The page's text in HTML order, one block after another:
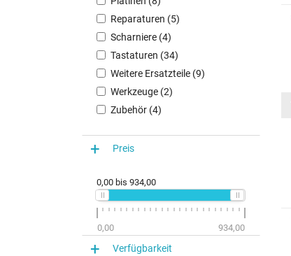
Reparaturen (5)
Scharniere (4)
Tastaturen (34)
Weitere Ersatzteile (9)
Werkzeuge (2)
Zubehör (4)
Preis
0,00 bis 934,00
0,00 934,00
Verfügbarkeit